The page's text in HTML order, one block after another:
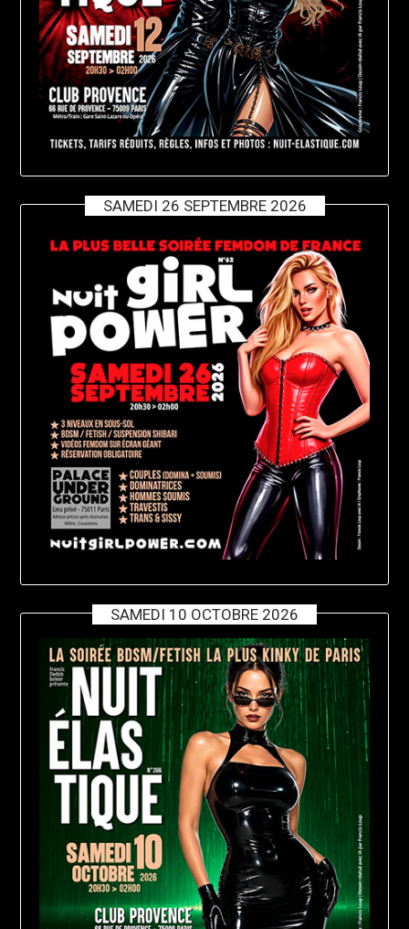
SAMEDI 26 SEPTEMBRE 2026
SAMEDI 10 OCTOBRE 2026